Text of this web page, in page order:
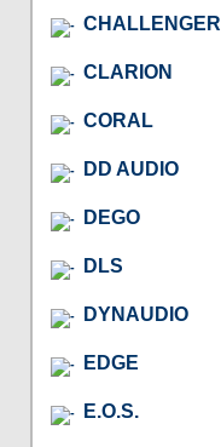
CHALLENGER
CLARION
CORAL
DD AUDIO
DEGO
DLS
DYNAUDIO
EDGE
E.O.S.